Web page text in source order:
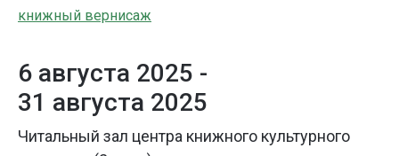
книжный вернисаж
6 августа 2025 -
31 августа 2025
Читальный зал центра книжного культурного